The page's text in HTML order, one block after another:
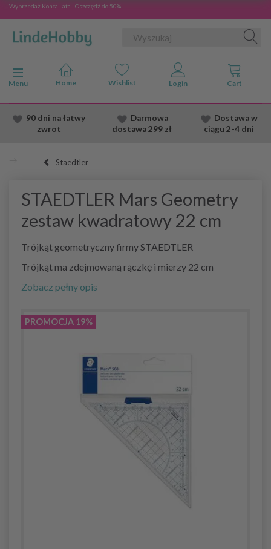
Wyprzedaż Konca Lata - Oszczędź do 50%
Przełącz nawigację
Menu
90 dni na łatwy
zwrot
Darmowa
dostawa299 zł
Dostawaw
ciągu 2-4 dni
Staedtler
STAEDTLER Mars Geometry
zestaw kwadratowy 22 cm
Trójkąt geometryczny firmy STAEDTLER
Trójkąt ma zdejmowaną rączkę i mierzy 22 cm
Zobacz pełny opis
PROMOCJA 19%